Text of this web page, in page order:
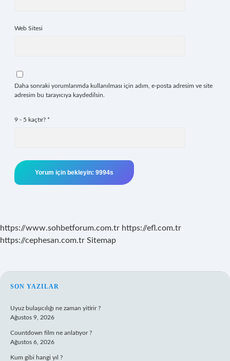
Web Sitesi
Daha sonraki yorumlarımda kullanılması için adım, e-posta adresim ve site
adresim bu tarayıcıya kaydedilsin.
9 - 5 kaçtır? *
https://www.sohbetforum.com.tr https://efl.com.tr
https://cephesan.com.tr Sitemap
SIDEBAR
SON YAZILAR
Uyuz bulaşıcılığı ne zaman yitirir ?
Ağustos 9, 2026
Countdown film ne anlatıyor ?
Ağustos 6, 2026
Kum gibi hangi yıl ?